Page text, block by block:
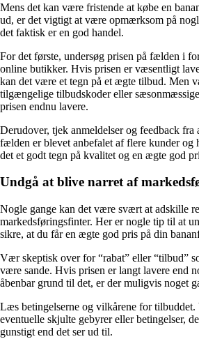
Mens det kan være fristende at købe en
ud, er det vigtigt at være opmærksom på
det faktisk er en god handel.
For det første, undersøg prisen på fælden i
online butikker. Hvis prisen er væsentligt
kan det være et tegn på et ægte tilbud. Men
tilgængelige tilbudskoder eller
prisen endnu lavere.
Derudover, tjek anmeldelser og feedback fra
fælden er blevet anbefalet af flere kunder og
det et godt tegn på kvalitet og en ægte god
Undgå at blive narret af
Nogle gange kan det være svært at adskille
markedsføringsfinter. Her er nogle tip til at
sikre, at du får en ægte god pris på din
Vær skeptisk over for “rabat” eller “tilbud”
være sande. Hvis prisen er langt lavere end
åbenbar grund til det, er der muligvis noget
Læs betingelserne og vilkårene for
eventuelle skjulte gebyrer eller betingelser,
gunstigt end det ser ud til.